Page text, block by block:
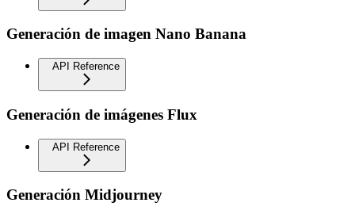
Generación de imagen Nano Banana
API Reference
Generación de imágenes Flux
API Reference
Generación Midjourney